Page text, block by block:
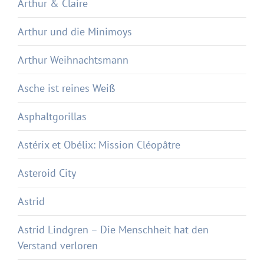
Arthur & Claire
Arthur und die Minimoys
Arthur Weihnachtsmann
Asche ist reines Weiß
Asphaltgorillas
Astérix et Obélix: Mission Cléopâtre
Asteroid City
Astrid
Astrid Lindgren – Die Menschheit hat den
Verstand verloren